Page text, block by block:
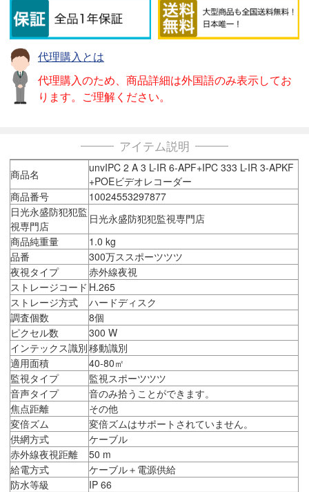
代理購入とは
代理購入のため、商品詳細は外国語のみ表示してお
ります。ご理解ください。
アイテム説明
商品名
unvIPC 2 A 3 L-IR 6-APF+IPC 333 L-IR 3-APKF
+POEビデオレコーダー
商品番号
10024553297877
日光永盛防犯犯監
視専門店
日光永盛防犯犯監視専門店
商品純重量
1.0 kg
品番
300万ススポーツツツ
夜視タイプ
赤外線夜視
ストレージコード H.265
ストレージ方式
ハードディスク
調査個数
8個
ピクセル数
300 W
インテックス識別移動識別
適用面積
40-80㎡
監視タイプ
監視スポーツツツ
音声タイプ
音のみ拾うことができます。
焦点距離
その他
変倍ズム
変倍ズムはサポートされていません。
供網方式
ケーブル
赤外線夜視距離
50 m
給電方式
ケーブル＋電源供給
防水等級
IP 66